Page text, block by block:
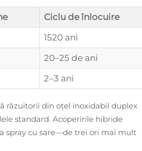
Ciclu de înlocuire
1520 ani
20–25 de ani
2–3 ani
răzuitorii din oțel inoxidabil duplex
standard. Acoperirile hibride
spray cu sare—de trei ori mai mult